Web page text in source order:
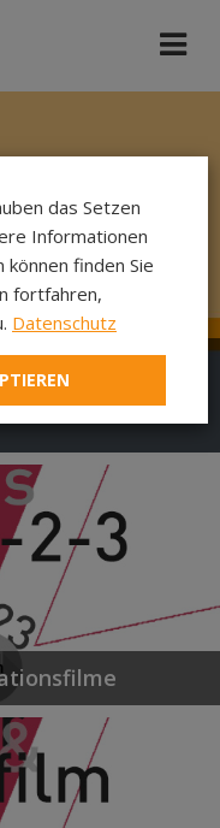
das Setzen
Informationen
können finden Sie
fortfahren,
Datenschutz